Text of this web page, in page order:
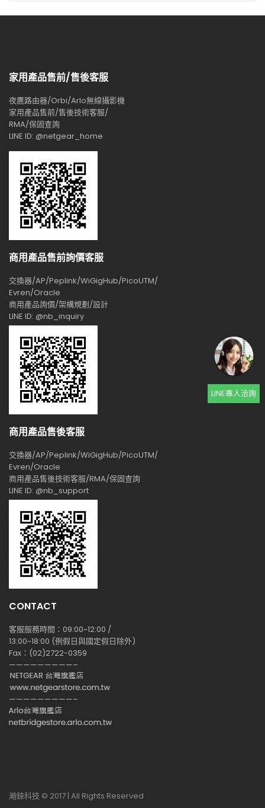
家用產品售前/售後客服
夜鷹路由器/Orbi/Arlo無線攝影機
家用產品售前/售後技術客服/
RMA/保固查詢
LINE ID: @netgear_home
商用產品售前詢價客服
交換器/AP/Peplink/WiGigHub/PicoUTM/
Evren/Oracle
商用產品詢價/架構規劃/設計
LINE ID: @nb_inquiry
商用產品售後客服
交換器/AP/Peplink/WiGigHub/PicoUTM/
Evren/Oracle
商用產品售後技術客服/RMA/保固查詢
LINE ID: @nb_support
CONTACT
客服服務時間：09:00~12:00 /
13:00~18:00 (例假日與國定假日除外)
Fax：(02)2722-0359
—————————–
—————————–
LINE專人洽詢
瀚錸科技 © 2017 | All Rights Reserved